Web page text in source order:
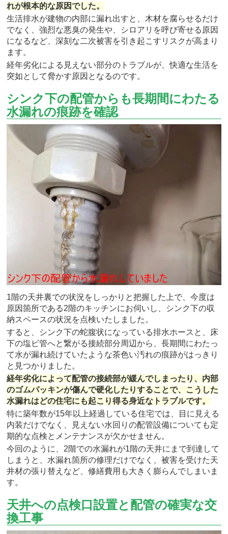
れが根本的な原因でした。
生活排水が建物の内部に漏れ出すと、木材を腐らせるだけ
でなく、強烈な悪臭の発生や、シロアリを呼び寄せる原因
になるなど、深刻な二次被害を引き起こすリスクが高まり
ます。
経年劣化による見えない部分のトラブルが、快適な生活を
突如として脅かす原因となるのです。
シンク下の配管からも長期間にわたる
水漏れの痕跡を確認
1階の天井裏での状況をしっかりと把握した上で、今度は
原因箇所である2階のキッチンにお伺いし、シンク下の収
納スペースの状況を点検いたしました。
すると、シンク下の蛇腹状になっている排水ホースと、床
下の塩ビ管へと繋がる接続部分周辺から、長期間にわたっ
て水が漏れ続けていたような茶色い汚れの痕跡がはっきり
と見つかりました。
経年劣化によって配管の接続部が緩んでしまったり、内部
のゴムパッキンが傷んで硬化したりすることで、こうした
水漏れはどの住宅にも起こり得る身近なトラブルです。
特に築年数が15年以上経過している住宅では、目に見える
内装だけでなく、見えない水回りの配管設備についても定
期的な点検とメンテナンスが欠かせません。
今回のように、2階での水漏れが1階の天井にまで到達して
しまうと、水漏れ箇所の修理だけでなく、被害を受けた天
井材の張り替えなど、修繕費用も大きく膨らんでしまいま
す。
天井への点検口設置と配管の確実な交
換工事